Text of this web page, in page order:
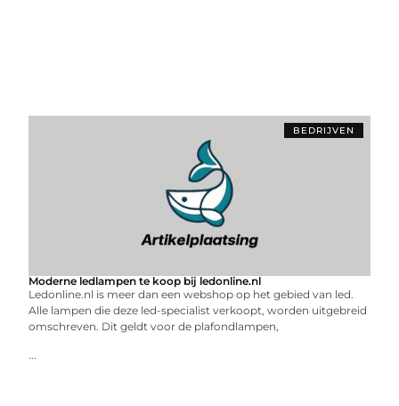
BEDRIJVEN
Moderne ledlampen te koop bij ledonline.nl
Ledonline.nl is meer dan een webshop op het gebied van led.
Alle lampen die deze led-specialist verkoopt, worden uitgebreid
omschreven. Dit geldt voor de plafondlampen,
...